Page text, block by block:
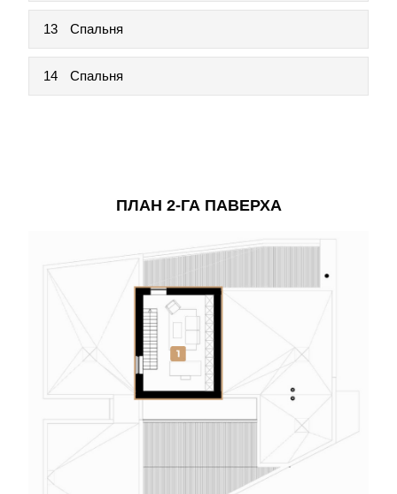
13 Спальня
14 Спальня
ПЛАН 2-ГА ПАВЕРХА